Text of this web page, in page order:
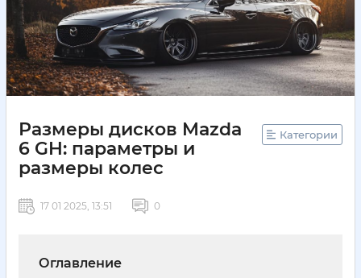
Размеры дисков Mazda
6 GH: параметры и
размеры колес
Категории
17 01 2025, 13:51 0
Оглавление